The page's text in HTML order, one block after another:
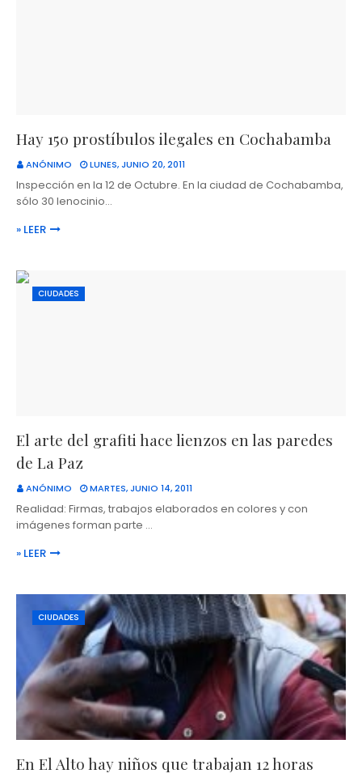
Hay 150 prostíbulos ilegales en Cochabamba
ANÓNIMO LUNES, JUNIO 20, 2011
Inspección en la 12 de Octubre. En la ciudad de Cochabamba,
sólo 30 lenocinio…
» LEER
CIUDADES
El arte del grafiti hace lienzos en las paredes
de La Paz
ANÓNIMO MARTES, JUNIO 14, 2011
Realidad: Firmas, trabajos elaborados en colores y con
imágenes forman parte …
» LEER
CIUDADES
En El Alto hay niños que trabajan 12 horas